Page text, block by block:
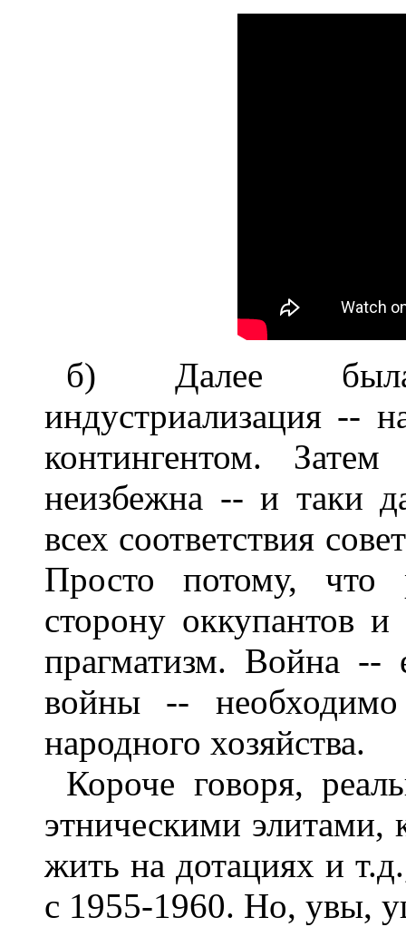
б) Далее была
индустриализация --
контингентом.
неизбежна -- и таки
всех соответствия
Просто потому, что
сторону оккупантов
прагматизм. Война --
войны -- необходимо
народного хозяйства.
Короче говоря,
этническими элитами,
жить на дотациях и
с 1955-1960. Но, увы,